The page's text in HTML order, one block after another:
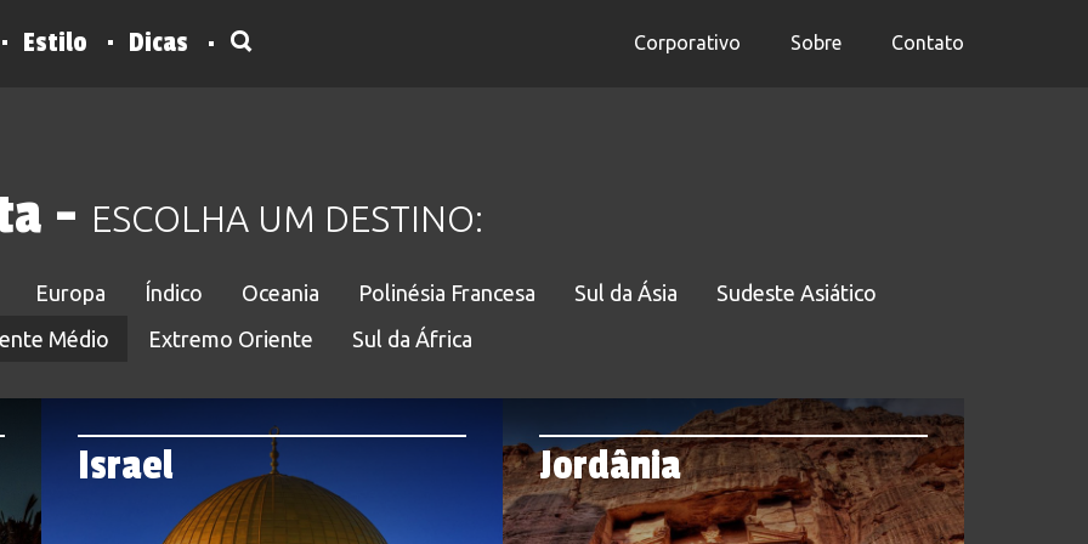
exóticas, cenários
Ásia Central
Sudeste Asiático
Estilo
marcar. Encontre os roteiros que
viagem perfeita.
Em Família
Imersão Cultural
Natureza
Dicas Corporativo Sobre Contato
- ESCOLHA UM DESTINO:
Europa Índico Oceania Polinésia Francesa Sul da Ásia
Sudeste Asiático
Médio Extremo Oriente Sul da África
Israel Jordânia